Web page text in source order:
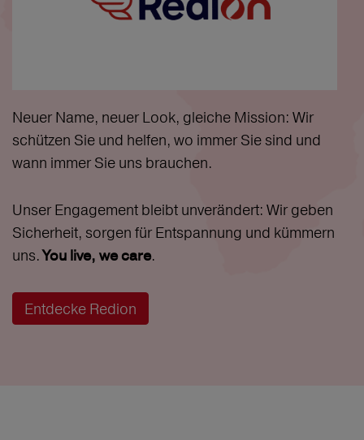
Neuer Name, neuer Look, gleiche Mission: Wir
schützen Sie und helfen, wo immer Sie sind und
wann immer Sie uns brauchen.
Unser Engagement bleibt unverändert: Wir geben
Sicherheit, sorgen für Entspannung und kümmern
uns.You live, we care.
Entdecke Redion